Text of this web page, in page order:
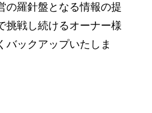
の羅針盤となる情報の提
挑戦し続けるオーナー様
バックアップいたしま